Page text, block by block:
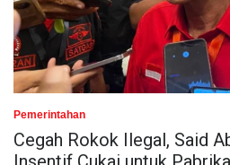
Pemerintahan
Cegah Rokok Ilegal, Said